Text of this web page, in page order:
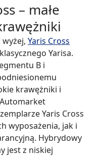
– małe
wyżej, Yaris Cross
Yarisa.
B i
krawężniki i
Yaris Cross
wyposażenia, jak i
Hybrydowy
jest z niskiej